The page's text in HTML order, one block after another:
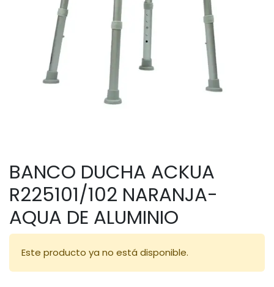
BANCO DUCHA ACKUA
R225101/102 NARANJA-
AQUA DE ALUMINIO
Este producto ya no está disponible.